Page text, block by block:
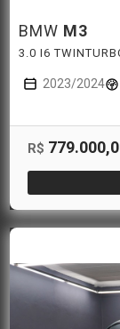
BMW M3
3.0 I6
2023/2024
R$